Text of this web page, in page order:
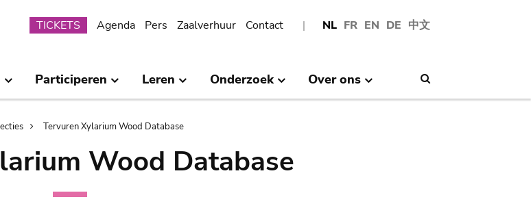
NL FR EN DE 中文
Submenu
TICKETS Agenda Pers Zaalverhuur Contact
Participeren Leren Onderzoek Over ons
Tervuren Xylarium Wood Database
Wood Database